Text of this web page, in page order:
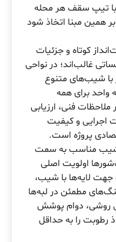
با تیپ سقف هر محله
همین مبنا اتخاذ شود
کوتاه و جزئیات
غالب‌اند؛ در نواحی
با شیب‌های متنوع
واحد برای همه
فنی، ارزیابی
اجرایی و کیفیت
پروژه است.
شیب مناسب به سمت
اولویت اصلی
لایه‌ها با شیب،
مطمئن در لبه‌ها
روشی، دوام پوشش
رطوبت را به حداقل